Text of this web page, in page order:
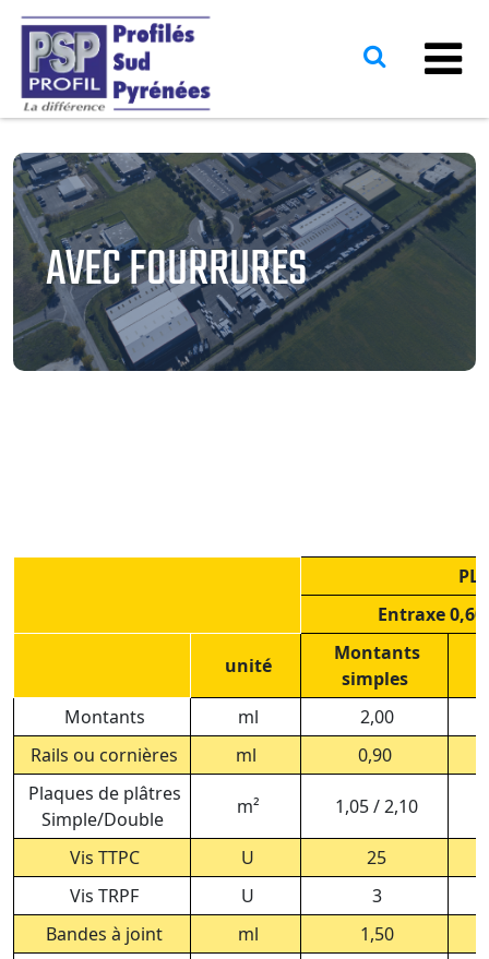
AVEC FOURRURES
Entraxe
unité
Montants
simples
Montants
ml
2,00
Rails ou cornières
ml
0,90
Plaques de plâtres
Simple/Double
m² 1,05 / 2,10
Vis TTPC U
25
Vis TRPF
U
3
Bandes à joint
ml
1,50